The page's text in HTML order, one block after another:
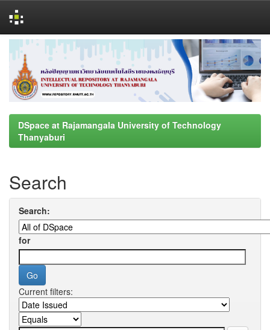
navigation
DSpace at Rajamangala University of Technology
Thanyaburi
Search
Search:
for
Current filters: